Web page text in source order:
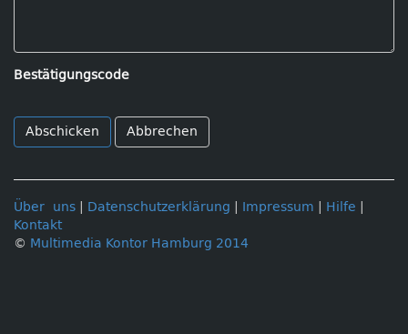
Bestätigungscode
Abbrechen
Über uns Datenschutzerklärung Impressum Hilfe
Kontakt
© Multimedia Kontor Hamburg 2014